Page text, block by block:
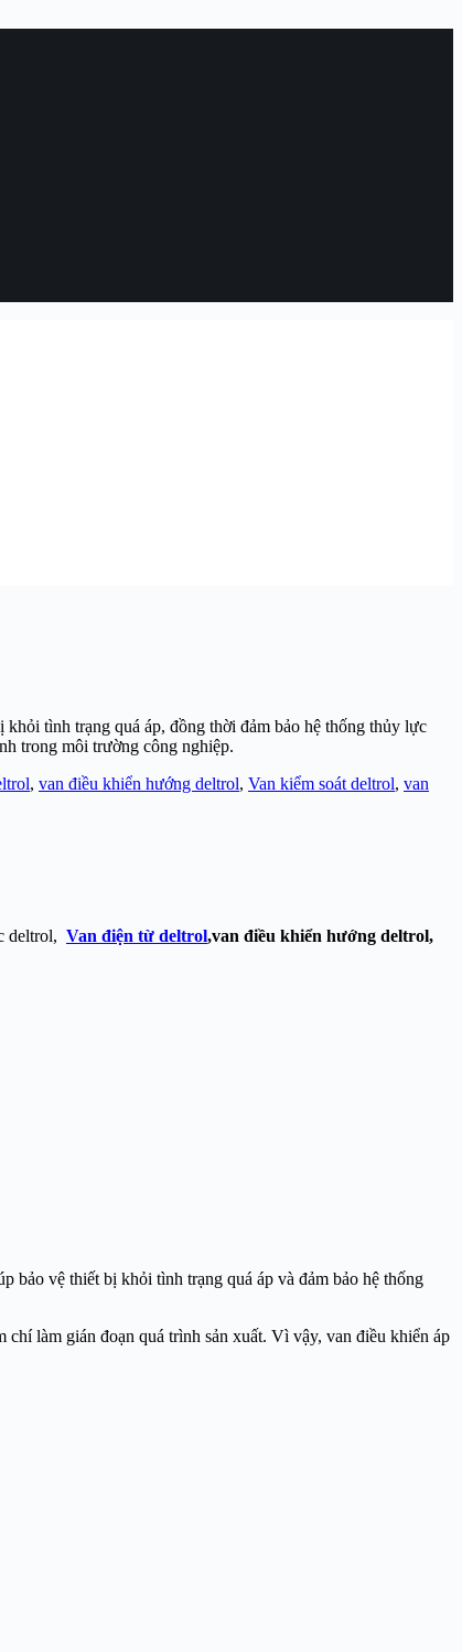
tình trạng quá áp, đồng thời đảm bảo hệ thống thủy lực
trong môi trường công nghiệp.
, van điều khiển hướng deltrol, Van kiểm soát deltrol, van
deltrol, Van điện từ deltrol,van điều khiển hướng deltrol,
bảo vệ thiết bị khỏi tình trạng quá áp và đảm bảo hệ thống
chí làm gián đoạn quá trình sản xuất. Vì vậy, van điều khiển áp